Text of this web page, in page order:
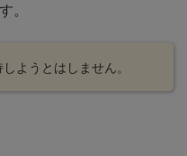
。
ようとはしません。